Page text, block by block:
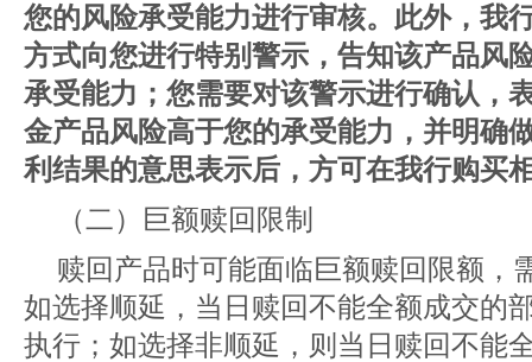
您的风险承受能力进行审核。此外，我
方式向您进行特别警示，告知该产品风
承受能力；您需要对该警示进行确认，
金产品风险高于您的承受能力，并明确
利结果的意思表示后，方可在我行购买
（二）巨额赎回限制
赎回产品时可能面临巨额赎回限额，
如选择顺延，当日赎回不能全额成交的
执行；如选择非顺延，则当日赎回不能